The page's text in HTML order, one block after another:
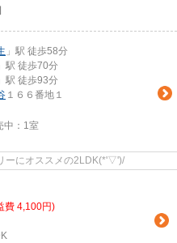
」駅 徒歩58分
」駅 徒歩70分
」駅 徒歩93分
１６６番地１
： 1室
ーにオススメの2LDK(*'▽')/
費 4,100円)